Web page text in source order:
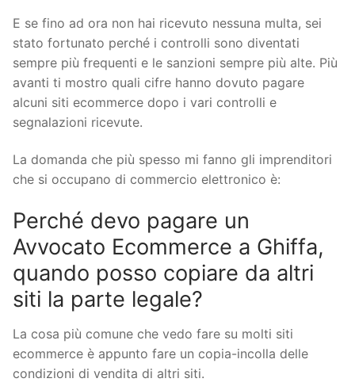
E se fino ad ora non hai ricevuto nessuna multa, sei
stato fortunato perché i controlli sono diventati
sempre più frequenti e le sanzioni sempre più alte. Più
avanti ti mostro quali cifre hanno dovuto pagare
alcuni siti ecommerce dopo i vari controlli e
segnalazioni ricevute.
La domanda che più spesso mi fanno gli imprenditori
che si occupano di commercio elettronico è:
Perché devo pagare un
Avvocato Ecommerce a Ghiffa,
quando posso copiare da altri
siti la parte legale?
La cosa più comune che vedo fare su molti siti
ecommerce è appunto fare un copia-incolla delle
condizioni di vendita di altri siti.